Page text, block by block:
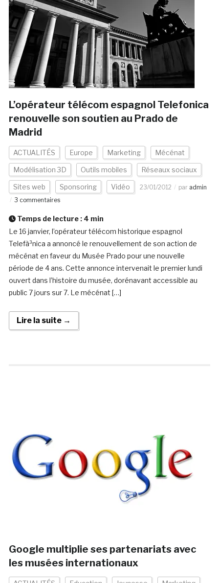
L’opérateur télécom espagnol Telefonica
renouvelle son soutien au Prado de
Madrid
ACTUALITÉS Europe Marketing Mécénat
Modélisation 3D Outils mobiles Réseaux sociaux
Sites web Sponsoring Vidéo 23/01/2012 par admin
3 commentaires
Temps de lecture : 4 min
Le 16 janvier, l’opérateur télécom historique espagnol
Telefà³nica a annoncé le renouvellement de son action de
mécénat en faveur du Musée Prado pour une nouvelle
période de 4 ans. Cette annonce intervenait le premier lundi
ouvert dans l’histoire du musée, dorénavant accessible au
public 7 jours sur 7. Le mécénat […]
Lire la suite →
Google multiplie ses partenariats avec
les musées internationaux